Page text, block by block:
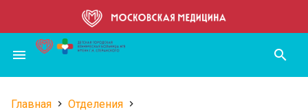
основному
содержанию
menu search
Главная
Отделения